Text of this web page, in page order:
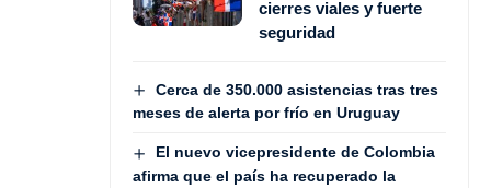
cierres viales y fuerte
seguridad
Cerca de 350.000 asistencias tras tres
meses de alerta por frío en Uruguay
El nuevo vicepresidente de Colombia
afirma que el país ha recuperado la